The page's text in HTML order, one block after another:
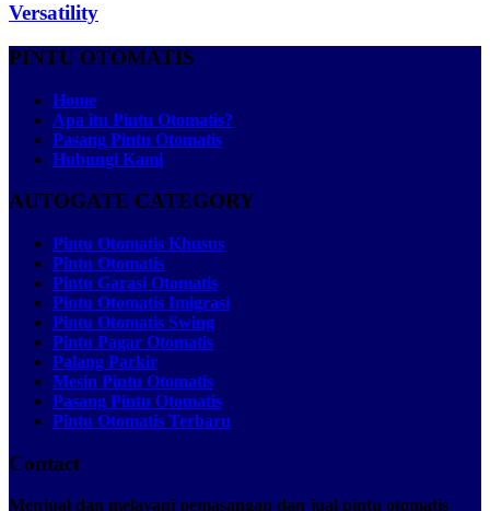
Versatility
PINTU OTOMATIS
Home
Apa itu Pintu Otomatis?
Pasang Pintu Otomatis
Hubungi Kami
AUTOGATE CATEGORY
Pintu Otomatis Khusus
Pintu Otomatis
Pintu Garasi Otomatis
Pintu Otomatis Imigrasi
Pintu Otomatis Swing
Pintu Pagar Otomatis
Palang Parkir
Mesin Pintu Otomatis
Pasang Pintu Otomatis
Pintu Otomatis Terbaru
Contact
Menjual dan melayani pemasangan dan jual pintu otomatis